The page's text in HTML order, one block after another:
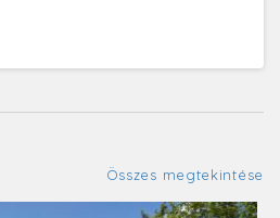
Összes megtekintése